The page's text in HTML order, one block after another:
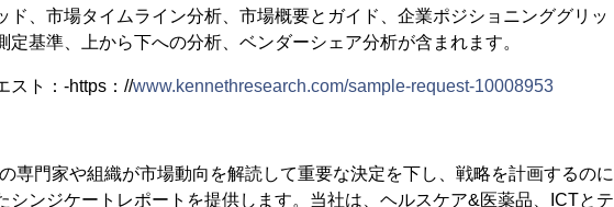
ド、市場タイムライン分析、市場概要とガイド、企業ポジショニンググリッ
定基準、上から下への分析、ベンダーシェア分析が含まれます。
スト：-https：//www.kennethresearch.com/sample-request-10008953
専門家や組織が市場動向を解読して重要な決定を下し、戦略を計画するのに
シンジケートレポートを提供します。当社は、ヘルスケア&医薬品、ICTとテ